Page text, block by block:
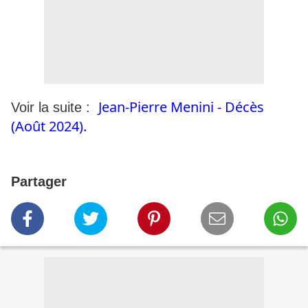
Voir la suite : Jean-Pierre Menini - Décès
(Août 2024).
Partager